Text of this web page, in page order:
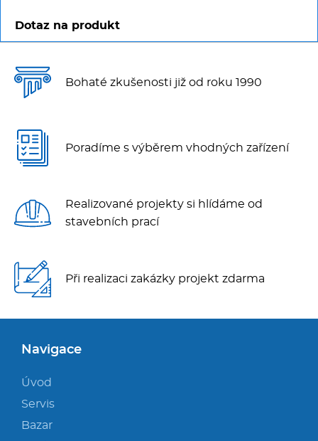
Dotaz na produkt
Bohaté zkušenosti již od roku 1990
Poradíme s výběrem vhodných zařízení
Realizované projekty si hlídáme od
stavebních prací
Při realizaci zakázky projekt zdarma
Navigace
Úvod
Servis
Bazar